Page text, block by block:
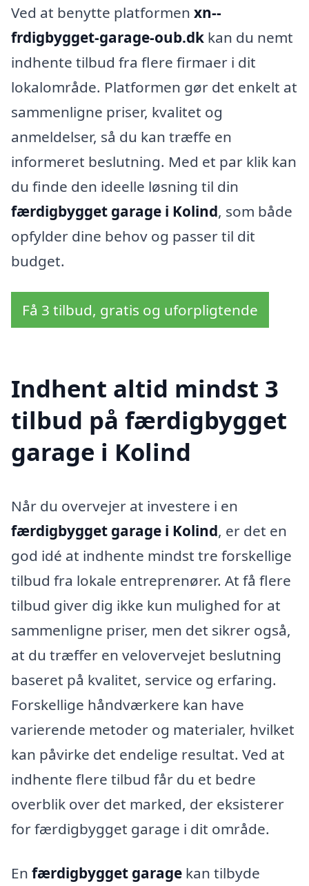
Ved at benytte platformen xn--
frdigbygget-garage-oub.dk kan du nemt
indhente tilbud fra flere firmaer i dit
lokalområde. Platformen gør det enkelt at
sammenligne priser, kvalitet og
anmeldelser, så du kan træffe en
informeret beslutning. Med et par klik kan
du finde den ideelle løsning til din
færdigbygget garage i Kolind, som både
opfylder dine behov og passer til dit
budget.
Få 3 tilbud, gratis og uforpligtende
Indhent altid mindst 3
tilbud på færdigbygget
garage i Kolind
Når du overvejer at investere i en
færdigbygget garage i Kolind, er det en
god idé at indhente mindst tre forskellige
tilbud fra lokale entreprenører. At få flere
tilbud giver dig ikke kun mulighed for at
sammenligne priser, men det sikrer også,
at du træffer en velovervejet beslutning
baseret på kvalitet, service og erfaring.
Forskellige håndværkere kan have
varierende metoder og materialer, hvilket
kan påvirke det endelige resultat. Ved at
indhente flere tilbud får du et bedre
overblik over det marked, der eksisterer
for færdigbygget garage i dit område.
En færdigbygget garage kan tilbyde